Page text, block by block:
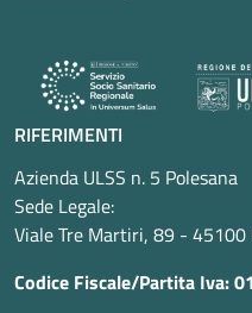
RIFERIMENTI
Azienda ULSS n. 5 Polesana
Sede Legale:
Viale Tre Martiri, 89 - 45100
Codice Fiscale/Partita Iva: